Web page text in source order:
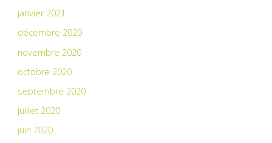
janvier 2021
décembre 2020
novembre 2020
octobre 2020
septembre 2020
juillet 2020
juin 2020